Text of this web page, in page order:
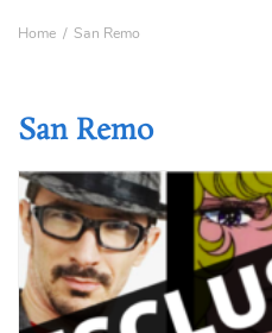
Home San Remo
San Remo